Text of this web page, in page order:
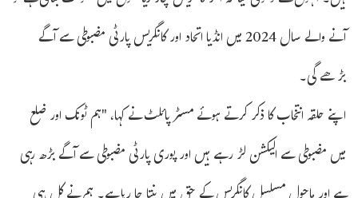
آنے والے سال 2024 میں انڈیا اتحاد اور کانگریس پارٹی مضبوطی سے آگے
بڑھے گی۔
اپنے حلقہ انتخاب کا ذکر کرتے ہوئے مسٹر پائلٹ نے کہا، "ہم ٹونک اور ضلع
میں مضبوطی سے الیکشن لڑ رہے ہیں اور پوری پارٹی مضبوطی سے آگے بڑھ رہی